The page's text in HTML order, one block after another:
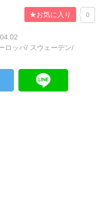
★お気に入り 0
ロッパ/ スウェーデン/